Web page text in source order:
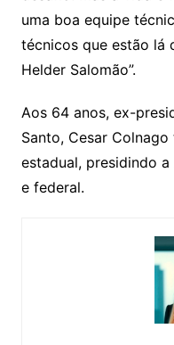
uma boa equipe
técnicos que estão lá
Helder Salomão”.
Aos 64 anos, ex-
Santo, Cesar
estadual, presidindo
e federal.